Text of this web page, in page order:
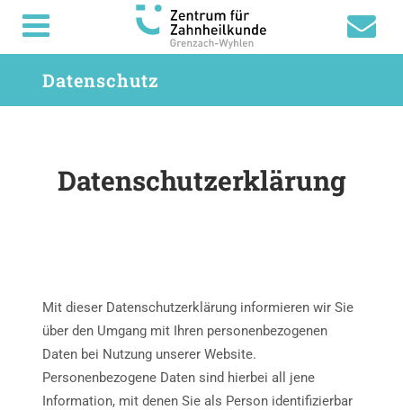
Datenschutz
Datenschutzerklärung
Mit dieser Datenschutzerklärung informieren wir Sie
über den Umgang mit Ihren personenbezogenen
Daten bei Nutzung unserer Website.
Personenbezogene Daten sind hierbei all jene
Information, mit denen Sie als Person identifizierbar